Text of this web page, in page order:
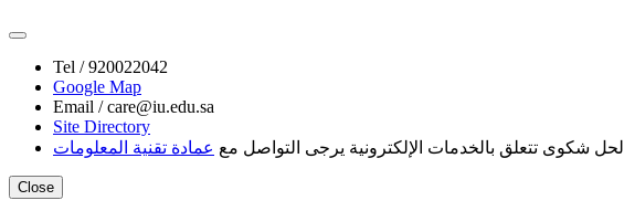
Tel /920022042
Google Map
Email /care@iu.edu.sa
Site Directory
لحل شكوى تتعلق بالخدمات الإلكترونية يرجى التواصل مع عمادة تقنية المعلومات
Close